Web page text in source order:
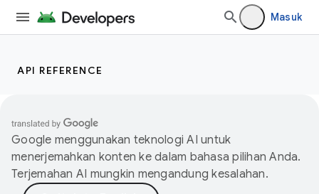
Masuk
API REFERENCE
Google menggunakan teknologi AI untuk
menerjemahkan konten ke dalam bahasa pilihan Anda.
Terjemahan AI mungkin mengandung kesalahan.